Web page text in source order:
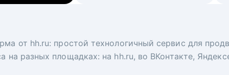
от hh.ru: простой технологичный сервис для
на разных площадках: на hh.ru, во ВКонтакте,
вакансий на главной странице hh.ru.
ключ. Решите, сколько кандидатов и когда вам
рекрутеры и проектные менеджеры hh.ru с